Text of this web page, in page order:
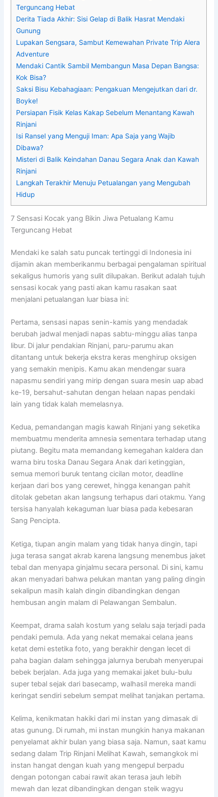
Terguncang Hebat
Derita Tiada Akhir: Sisi Gelap di Balik Hasrat Mendaki
Gunung
Lupakan Sengsara, Sambut Kemewahan Private Trip Alera
Adventure
Mendaki Cantik Sambil Membangun Masa Depan Bangsa:
Kok Bisa?
Saksi Bisu Kebahagiaan: Pengakuan Mengejutkan dari dr.
Boyke!
Persiapan Fisik Kelas Kakap Sebelum Menantang Kawah
Rinjani
Isi Ransel yang Menguji Iman: Apa Saja yang Wajib
Dibawa?
Misteri di Balik Keindahan Danau Segara Anak dan Kawah
Rinjani
Langkah Terakhir Menuju Petualangan yang Mengubah
Hidup
7 Sensasi Kocak yang Bikin Jiwa Petualang Kamu
Terguncang Hebat
Mendaki ke salah satu puncak tertinggi di Indonesia ini
dijamin akan memberikanmu berbagai pengalaman spiritual
sekaligus humoris yang sulit dilupakan. Berikut adalah tujuh
sensasi kocak yang pasti akan kamu rasakan saat
menjalani petualangan luar biasa ini:
Pertama, sensasi napas senin-kamis yang mendadak
berubah jadwal menjadi napas sabtu-minggu alias tanpa
libur. Di jalur pendakian Rinjani, paru-parumu akan
ditantang untuk bekerja ekstra keras menghirup oksigen
yang semakin menipis. Kamu akan mendengar suara
napasmu sendiri yang mirip dengan suara mesin uap abad
ke-19, bersahut-sahutan dengan helaan napas pendaki
lain yang tidak kalah memelasnya.
Kedua, pemandangan magis kawah Rinjani yang seketika
membuatmu menderita amnesia sementara terhadap utang
piutang. Begitu mata memandang kemegahan kaldera dan
warna biru toska Danau Segara Anak dari ketinggian,
semua memori buruk tentang cicilan motor, deadline
kerjaan dari bos yang cerewet, hingga kenangan pahit
ditolak gebetan akan langsung terhapus dari otakmu. Yang
tersisa hanyalah kekaguman luar biasa pada kebesaran
Sang Pencipta.
Ketiga, tiupan angin malam yang tidak hanya dingin, tapi
juga terasa sangat akrab karena langsung menembus jaket
tebal dan menyapa ginjalmu secara personal. Di sini, kamu
akan menyadari bahwa pelukan mantan yang paling dingin
sekalipun masih kalah dingin dibandingkan dengan
hembusan angin malam di Pelawangan Sembalun.
Keempat, drama salah kostum yang selalu saja terjadi pada
pendaki pemula. Ada yang nekat memakai celana jeans
ketat demi estetika foto, yang berakhir dengan lecet di
paha bagian dalam sehingga jalurnya berubah menyerupai
bebek berjalan. Ada juga yang memakai jaket bulu-bulu
super tebal sejak dari basecamp, walhasil mereka mandi
keringat sendiri sebelum sempat melihat tanjakan pertama.
Kelima, kenikmatan hakiki dari mi instan yang dimasak di
atas gunung. Di rumah, mi instan mungkin hanya makanan
penyelamat akhir bulan yang biasa saja. Namun, saat kamu
sedang dalam Trip Rinjani Melihat Kawah, semangkok mi
instan hangat dengan kuah yang mengepul berpadu
dengan potongan cabai rawit akan terasa jauh lebih
mewah dan lezat dibandingkan dengan steik wagyu